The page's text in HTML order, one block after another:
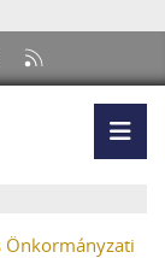
Önkormányzati